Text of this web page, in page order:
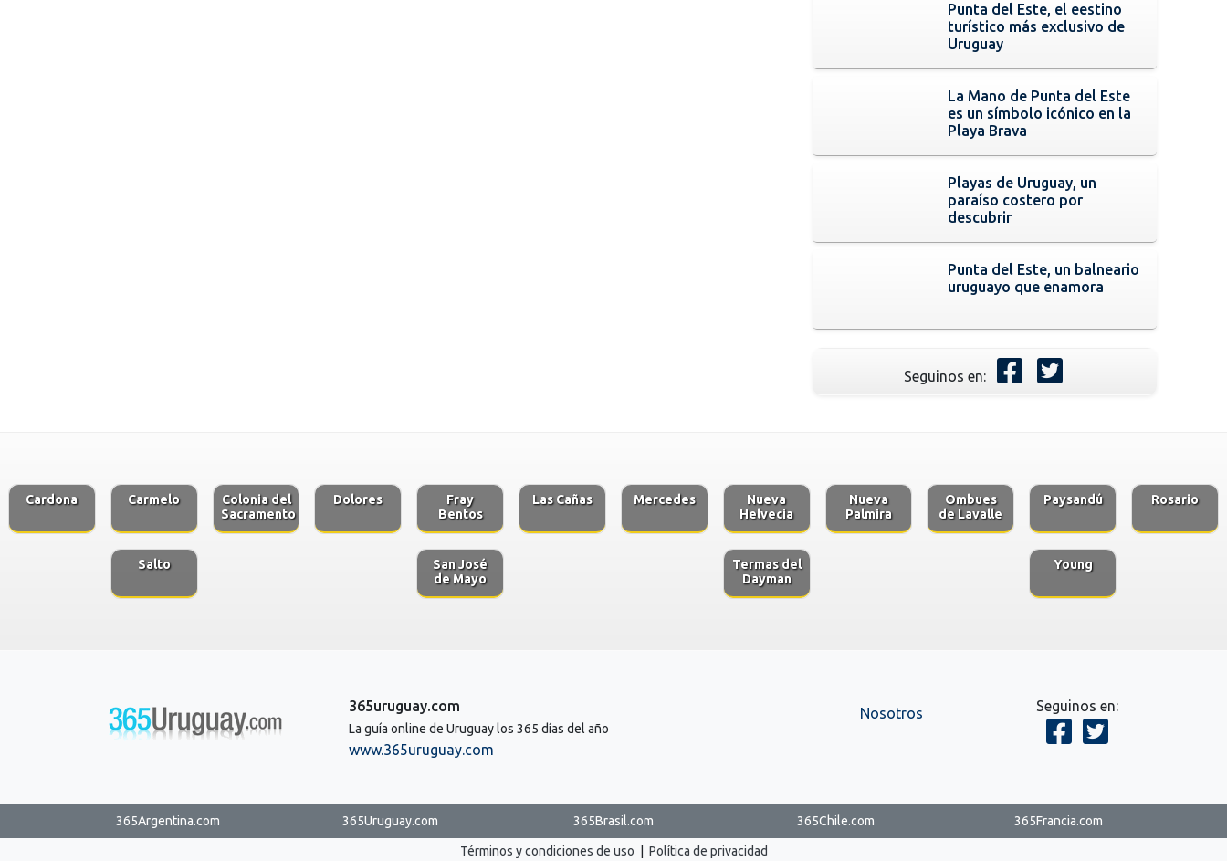
Punta del Este, el eestino
turístico más exclusivo de
Uruguay
La Mano de Punta del Este
es un símbolo icónico en la
Playa Brava
Playas de Uruguay, un
paraíso costero por
descubrir
Punta del Este, un balneario
uruguayo que enamora
Seguinos en:
Cardona Carmelo
Colonia del
Sacramento
Dolores
Fray
Bentos
Las Cañas Mercedes
Nueva
Helvecia
Nueva
Palmira
Ombues
de Lavalle
Paysandú Rosario
Salto
San José
de Mayo
Termas del
Dayman
Young
365uruguay.com
La guía online de Uruguay los 365 días del año
www.365uruguay.com
Nosotros Seguinos en:
365Argentina.com 365Uruguay.com 365Brasil.com 365Chile.com 365Francia.com
Términos y condiciones de uso Política de privacidad